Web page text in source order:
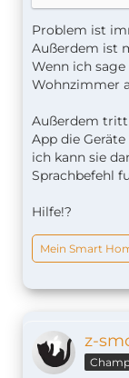
Problem ist
Außerdem ist
Wenn ich
Wohnzimmer
Außerdem tritt
App die
ich kann sie
Sprachbefehl
Hilfe!?
Mein Smart
z-